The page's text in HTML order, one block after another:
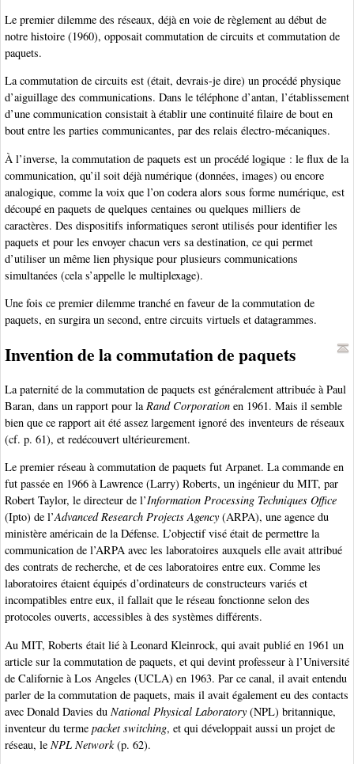
Le premier dilemme des réseaux, déjà en voie de règlement au début de
notre histoire (1960), opposait commutation de circuits et commutation de
paquets.
La commutation de circuits est (était, devrais-je dire) un procédé physique
d’aiguillage des communications. Dans le téléphone d’antan, l’établissement
d’une communication consistait à établir une continuité filaire de bout en
bout entre les parties communicantes, par des relais électro-mécaniques.
À l’inverse, la commutation de paquets est un procédé logique : le flux de la
communication, qu’il soit déjà numérique (données, images) ou encore
analogique, comme la voix que l’on codera alors sous forme numérique, est
découpé en paquets de quelques centaines ou quelques milliers de
caractères. Des dispositifs informatiques seront utilisés pour identifier les
paquets et pour les envoyer chacun vers sa destination, ce qui permet
d’utiliser un même lien physique pour plusieurs communications
simultanées (cela s’appelle le multiplexage).
Une fois ce premier dilemme tranché en faveur de la commutation de
paquets, en surgira un second, entre circuits virtuels et datagrammes.
Invention de la commutation de paquets
La paternité de la commutation de paquets est généralement attribuée à Paul
Baran, dans un rapport pour laRand Corporation en 1961. Mais il semble
bien que ce rapport ait été assez largement ignoré des inventeurs de réseaux
(cf. p. 61), et redécouvert ultérieurement.
Le premier réseau à commutation de paquets fut Arpanet. La commande en
fut passée en 1966 à Lawrence (Larry) Roberts, un ingénieur du MIT, par
Robert Taylor, le directeur de l’Information Processing Techniques Office
(Ipto) de l’Advanced Research Projects Agency (ARPA), une agence du
ministère américain de la Défense. L’objectif visé était de permettre la
communication de l’ARPA avec les laboratoires auxquels elle avait attribué
des contrats de recherche, et de ces laboratoires entre eux. Comme les
laboratoires étaient équipés d’ordinateurs de constructeurs variés et
incompatibles entre eux, il fallait que le réseau fonctionne selon des
protocoles ouverts, accessibles à des systèmes différents.
Au MIT, Roberts était lié à Leonard Kleinrock, qui avait publié en 1961 un
article sur la commutation de paquets, et qui devint professeur à l’Université
de Californie à Los Angeles (UCLA) en 1963. Par ce canal, il avait entendu
parler de la commutation de paquets, mais il avait également eu des contacts
avec Donald Davies du National Physical Laboratory (NPL) britannique,
inventeur du terme packet switching, et qui développait aussi un projet de
réseau, le NPL Network(p. 62).